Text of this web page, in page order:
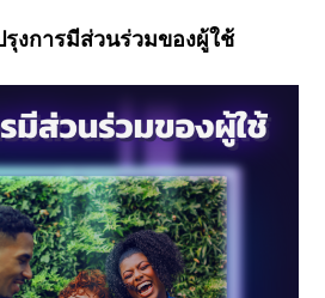
งการมีส่วนร่วมของผู้ใช้